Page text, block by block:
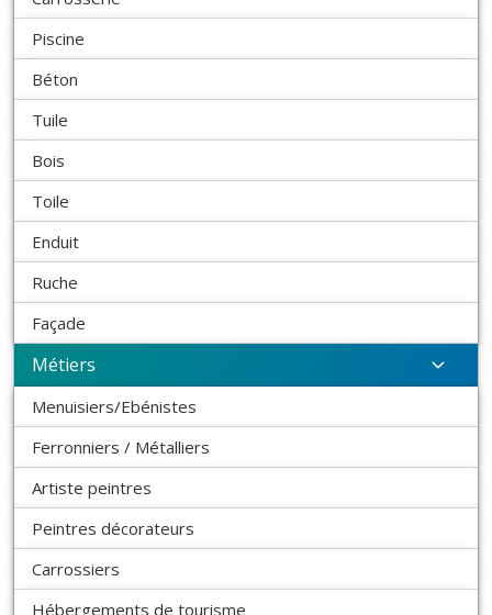
Piscine
Béton
Tuile
Bois
Toile
Enduit
Ruche
Façade
Métiers
Menuisiers/Ebénistes
Ferronniers / Métalliers
Artiste peintres
Peintres décorateurs
Carrossiers
Hébergements de tourisme